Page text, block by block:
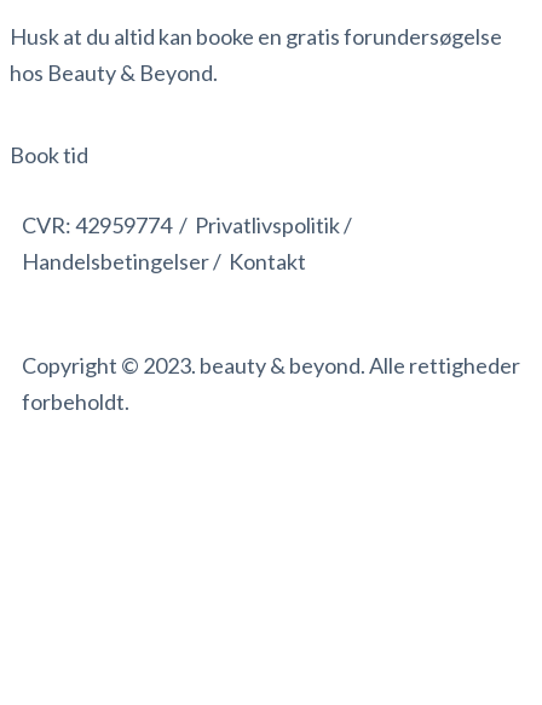
Husk at du altid kan booke en gratis forundersøgelse
hos Beauty & Beyond.
Book tid
Copyright © 2023. beauty & beyond. Alle rettigheder
forbeholdt.
CVR:42959774 / Privatlivspolitik /
Handelsbetingelser/ Kontakt